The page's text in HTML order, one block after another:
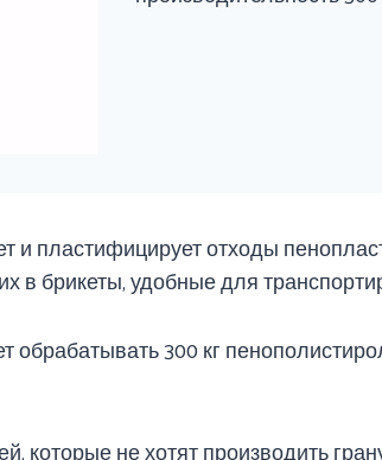
и пластифицирует отходы
в брикеты, удобные для
300 кг
которые не хотят производить